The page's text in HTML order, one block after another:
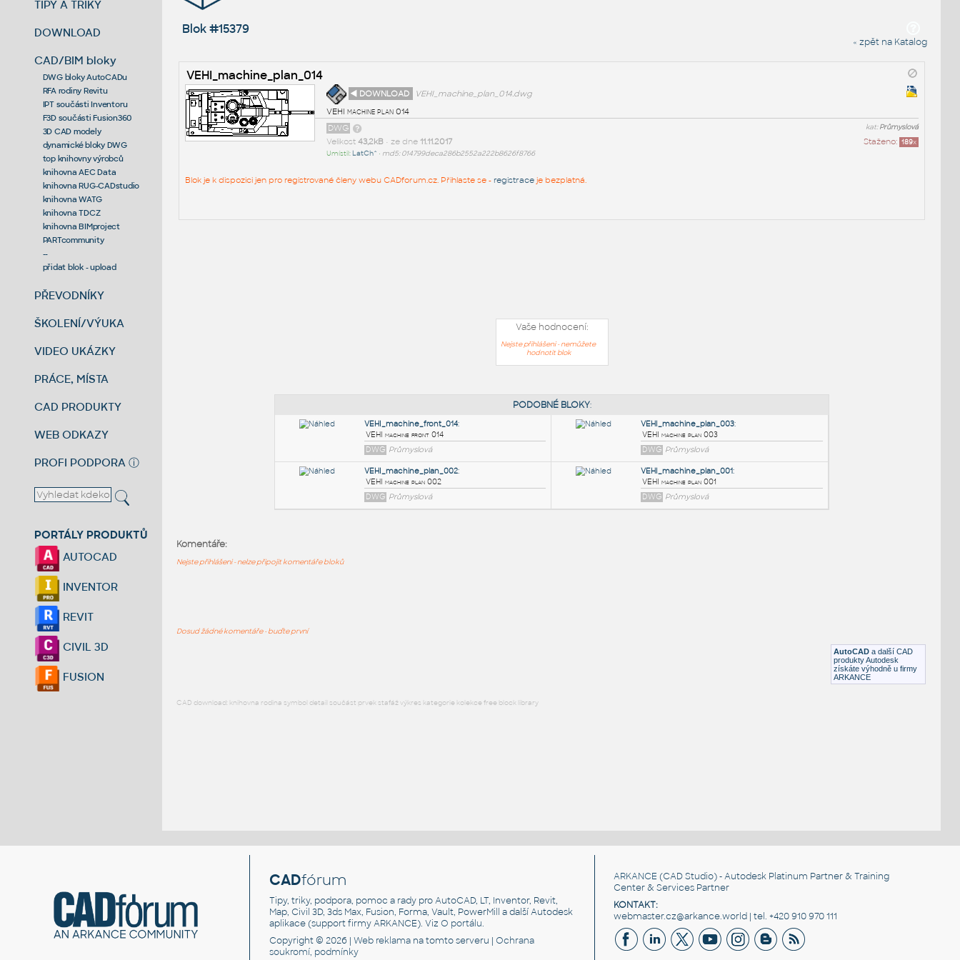
TIPY A TRIKY
DOWNLOAD
CAD/BIM bloky
DWG bloky AutoCADu
RFA rodiny Revitu
IPT součásti Inventoru
F3D součásti Fusion360
3D CAD modely
dynamické bloky DWG
top knihovny výrobců
knihovna AEC Data
knihovna RUG-CADstudio
knihovna WATG
knihovna TDCZ
knihovna BIMproject
PARTcommunity
--
přidat blok - upload
PŘEVODNÍKY
ŠKOLENÍ/VÝUKA
VIDEO UKÁZKY
PRÁCE, MÍSTA
CAD PRODUKTY
WEB ODKAZY
PROFI PODPORA ⓘ
PORTÁLY PRODUKTŮ
AUTOCAD
INVENTOR
REVIT
CIVIL 3D
FUSION
Blok #15379
« zpět na Katalog
VEHI_machine_plan_014
◄ DOWNLOAD
VEHI_machine_plan_014.dwg
VEHI machine plan 014
kat:Průmyslová
DWG
Staženo: 189x
Velikost 43,2kB• ze dne 11.11.2017
Umístil: LatCh^ • md5: 014799deca286b2552a222b8626f8766
Blok je k dispozici jen pro registrované členy webu CADforum.cz. Přihlaste se - registraceje bezplatná.
Vaše hodnocení:
Nejste přihlášeni - nemůžete
hodnotit blok
AutoCAD a další CAD
produkty Autodesk
získáte výhodně u firmy
ARKANCE
Komentáře:
Nejste přihlášeni - nelze připojit komentáře bloků
Dosud žádné komentáře - buďte první
CAD download: knihovna rodina symbol detail součást prvek stafáž výkres kategorie kolekce free block library
CADfórum
Tipy, triky, podpora, pomoc a rady pro AutoCAD, LT, Inventor, Revit,
Map, Civil 3D, 3ds Max, Fusion, Forma, Vault, PowerMill a další Autodesk
aplikace (support firmy ARKANCE). VizO portálu.
Copyright © 2026 |Web reklama na tomto serveru |Ochrana
soukromí, podmínky
ARKANCE (CAD Studio) - Autodesk Platinum Partner & Training
Center & Services Partner
KONTAKT:
webmaster.cz@arkance.world | tel. +420 910 970 111